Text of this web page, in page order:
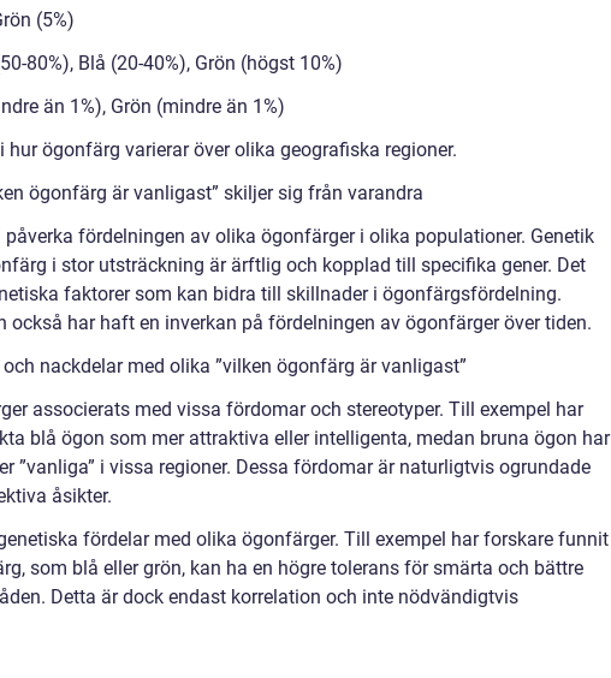
(5%)
80%), Blå (20-40%), Grön (högst 10%)
än 1%), Grön (mindre än 1%)
ögonfärg varierar över olika geografiska regioner.
ögonfärg är vanligast” skiljer sig från varandra
fördelningen av olika ögonfärger i olika populationer. Genetik
i stor utsträckning är ärftlig och kopplad till specifika gener. Det
faktorer som kan bidra till skillnader i ögonfärgsfördelning.
också har haft en inverkan på fördelningen av ögonfärger över tiden.
nackdelar med olika ”vilken ögonfärg är vanligast”
associerats med vissa fördomar och stereotyper. Till exempel har
blå ögon som mer attraktiva eller intelligenta, medan bruna ögon har
”vanliga” i vissa regioner. Dessa fördomar är naturligtvis ogrundade
åsikter.
fördelar med olika ögonfärger. Till exempel har forskare funnit
som blå eller grön, kan ha en högre tolerans för smärta och bättre
Detta är dock endast korrelation och inte nödvändigtvis